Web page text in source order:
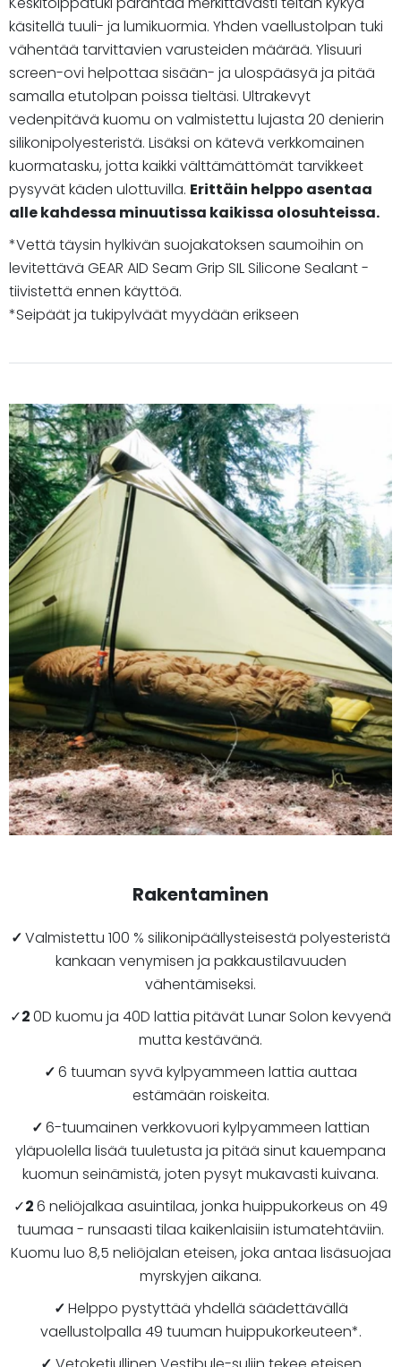
käsitellä tuuli- ja lumikuormia. Yhden vaellustolpan tuki
vähentää tarvittavien varusteiden määrää. Ylisuuri
screen-ovi helpottaa sisään- ja ulospääsyä ja pitää
samalla etutolpan poissa tieltäsi. Ultrakevyt
vedenpitävä kuomu on valmistettu lujasta 20 denierin
silikonipolyesteristä. Lisäksi on kätevä verkkomainen
kuormatasku, jotta kaikki välttämättömät tarvikkeet
pysyvät käden ulottuvilla. Erittäin helppo asentaa
alle kahdessa minuutissa kaikissa olosuhteissa.
*Vettä täysin hylkivän suojakatoksen saumoihin on
levitettävä GEAR AID Seam Grip SIL Silicone Sealant -
tiivistettä ennen käyttöä.
*Seipäät ja tukipylväät myydään erikseen
Rakentaminen
✓Valmistettu 100 % silikonipäällysteisestä polyesteristä
kankaan venymisen ja pakkaustilavuuden
vähentämiseksi.
✓20D kuomu ja 40D lattia pitävät Lunar Solon kevyenä
mutta kestävänä.
✓6 tuuman syvä kylpyammeen lattia auttaa
estämään roiskeita.
✓6-tuumainen verkkovuori kylpyammeen lattian
yläpuolella lisää tuuletusta ja pitää sinut kauempana
kuomun seinämistä, joten pysyt mukavasti kuivana.
✓26 neliöjalkaa asuintilaa, jonka huippukorkeus on 49
tuumaa - runsaasti tilaa kaikenlaisiin istumatehtäviin.
Kuomu luo 8,5 neliöjalan eteisen, joka antaa lisäsuojaa
myrskyjen aikana.
✓Helppo pystyttää yhdellä säädettävällä
vaellustolpalla 49 tuuman huippukorkeuteen*.